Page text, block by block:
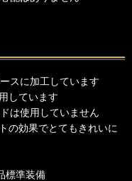
スに加工しています
しています
は使用していません
の効果でとてもきれいに
標準装備